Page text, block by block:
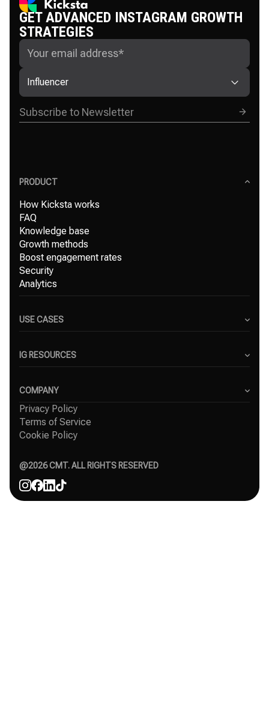
GET ADVANCED INSTAGRAM GROWTH
STRATEGIES
Influencer
PRODUCT
How Kicksta works
FAQ
Knowledge base
Growth methods
Boost engagement rates
Security
Analytics
USE CASES
Small Businesses
Freelancers
IG RESOURCES
Instagram Hashtag Generator
Top Instagram growth services
Organic Instagram growth
Free Instagram followers
Comparisons
COMPANY
About Us
Success Stories
Contact
Agency
@2026CMT. ALL RIGHTS RESERVED
Privacy Policy
Terms of Service
Cookie Policy